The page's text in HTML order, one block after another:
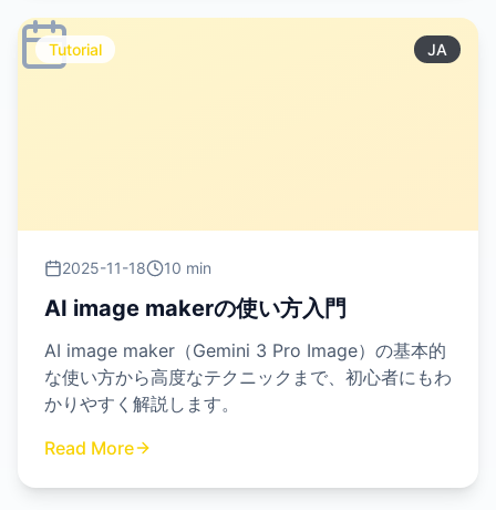
Tutorial JA
2025-11-18 10 min
AI image makerの使い方入門
AI image maker（Gemini 3 Pro Image）の基本的
な使い方から高度なテクニックまで、初心者にもわ
かりやすく解説します。
Read More